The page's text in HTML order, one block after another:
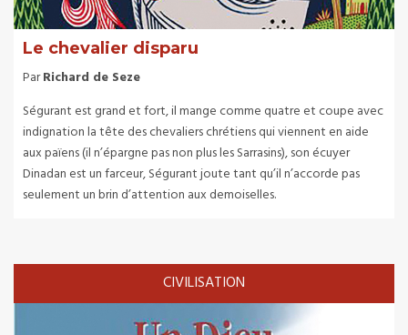
Le chevalier disparu
ParRichard de Seze
Ségurant est grand et fort, il mange comme quatre et coupe avec
indignation la tête des chevaliers chrétiens qui viennent en aide
aux païens (il n’épargne pas non plus les Sarrasins), son écuyer
Dinadan est un farceur, Ségurant joute tant qu’il n’accorde pas
seulement un brin d’attention aux demoiselles.
CIVILISATION